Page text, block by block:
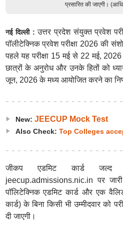
प्रसारित की जाएगी।
नई दिल्ली :उत्तर प्रदेश संयुक्त प्रवेश
पॉलीटेक्निक प्रवेश परीक्षा 2026 की
पहले यह परीक्षा 15 मई से 22 मई,
छात्रों के अनुरोध और उनके हितों को
जून, 2026 के मध्य आयोजित करने का
New: JEECUP Mock Test
Also Check: Top Colleges
जीकप एडमिट कार्ड जल्द
jeecup.admissions.nic.in पर
पॉलिटेक्निक एडमिट कार्ड और एक
कार्ड) के बिना किसी भी उम्मीदवार को
दी जाएगी।